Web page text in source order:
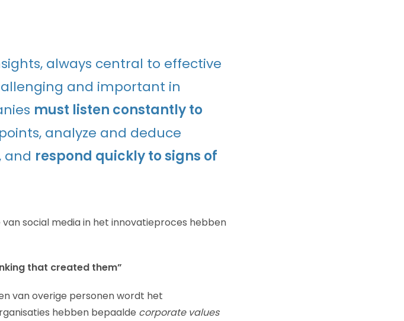
always central to effective
and important in
must listen constantly to
analyze and deduce
and respond quickly to signs of
social media in het innovatieproces hebben
that created them”
van overige personen wordt het
hebben bepaalde corporate values